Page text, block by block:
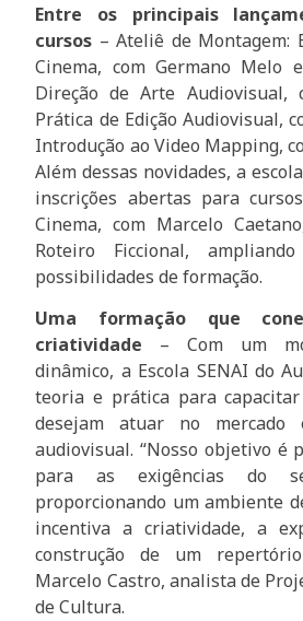
Entre os principais
cursos – Ateliê de Montagem:
Cinema, com Germano Melo
Direção de Arte Audiovisual,
Prática de Edição Audiovisual,
Introdução ao Video Mapping,
Além dessas novidades, a
inscrições abertas para
Cinema, com Marcelo
Roteiro Ficcional,
possibilidades de formação.
Uma formação que
criatividade – Com um
dinâmico, a Escola SENAI do
teoria e prática para
desejam atuar no mercado
audiovisual. “Nosso objetivo é
para as exigências do
proporcionando um ambiente
incentiva a criatividade, a
construção de um
Marcelo Castro, analista de
de Cultura.